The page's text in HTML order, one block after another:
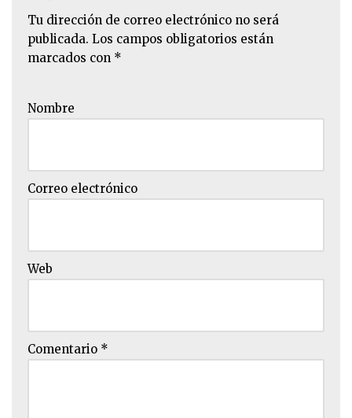
Tu dirección de correo electrónico no será
publicada. Los campos obligatorios están
marcados con *
Nombre
Correo electrónico
Web
Comentario *